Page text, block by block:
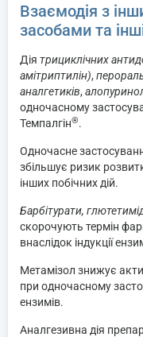
Взаємодія з
засобами та
Дія трициклічних
амітриптилін),
аналгетиків,
одночасному
Темпалгін®.
Одночасне
збільшує ризик
інших побічних дій.
Барбітурати,
скорочують термін
внаслідок індукції
Метамізол знижує
при одночасному
ензимів.
Аналгезивна дія